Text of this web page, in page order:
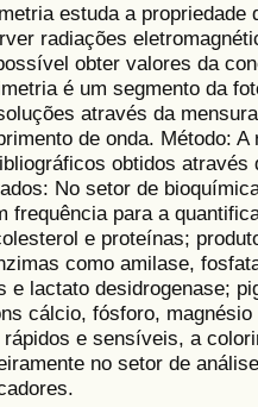
estuda a
radiações
obter valores da
é um segmento da
através da
de onda. Método:
obtidos
No setor de
frequência para a
e proteínas;
como amilase,
e lactato desidrogenase;
cálcio, fósforo,
e sensíveis, a
no setor de